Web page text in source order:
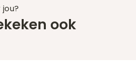
ook